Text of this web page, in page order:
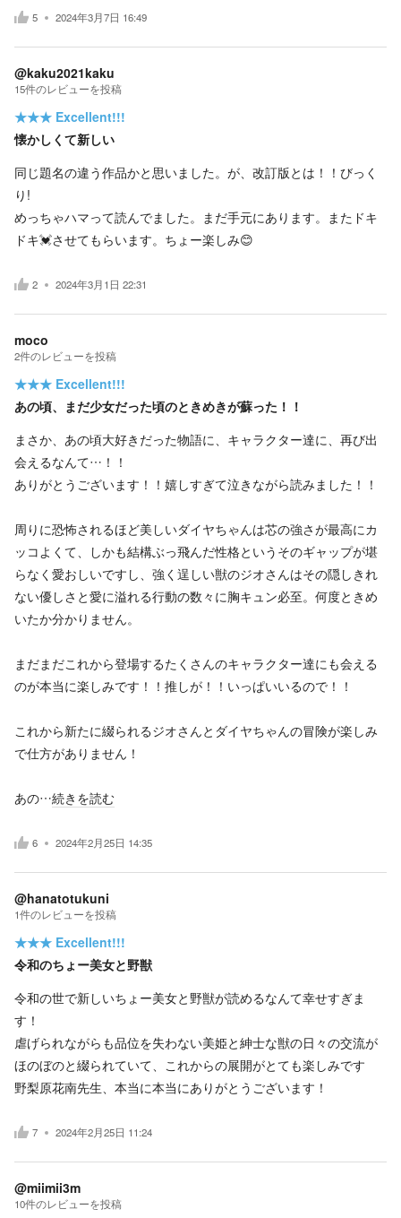
5 2024年3月7日 16:49
@kaku2021kaku
15件のレビューを投稿
★★★ Excellent!!!
懐かしくて新しい
同じ題名の違う作品かと思いました。が、改訂版とは！！びっく
り!
めっちゃハマって読んでました。まだ手元にあります。またドキ
ドキ💓させてもらいます。ちょー楽しみ😊
2 2024年3月1日 22:31
moco
2件のレビューを投稿
★★★ Excellent!!!
あの頃、まだ少女だった頃のときめきが蘇った！！
まさか、あの頃大好きだった物語に、キャラクター達に、再び出
会えるなんて…！！
ありがとうございます！！嬉しすぎて泣きながら読みました！！
周りに恐怖されるほど美しいダイヤちゃんは芯の強さが最高にカ
ッコよくて、しかも結構ぶっ飛んだ性格というそのギャップが堪
らなく愛おしいですし、強く逞しい獣のジオさんはその隠しきれ
ない優しさと愛に溢れる行動の数々に胸キュン必至。何度ときめ
いたか分かりません。
まだまだこれから登場するたくさんのキャラクター達にも会える
のが本当に楽しみです！！推しが！！いっぱいいるので！！
これから新たに綴られるジオさんとダイヤちゃんの冒険が楽しみ
で仕方がありません！
あの…続きを読む
6 2024年2月25日 14:35
@hanatotukuni
1件のレビューを投稿
★★★ Excellent!!!
令和のちょー美女と野獣
令和の世で新しいちょー美女と野獣が読めるなんて幸せすぎま
す！
虐げられながらも品位を失わない美姫と紳士な獣の日々の交流が
ほのぼのと綴られていて、これからの展開がとても楽しみです
野梨原花南先生、本当に本当にありがとうございます！
7 2024年2月25日 11:24
@miimii3m
10件のレビューを投稿